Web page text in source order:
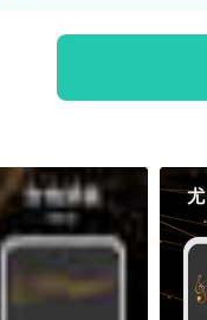
器：
音、
定性
器；
体验